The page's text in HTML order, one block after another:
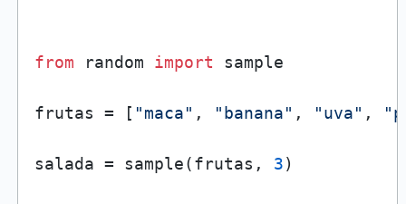
from random import sample
frutas = [ "maca" , "banana" , "uva" ,
salada = sample(frutas, 3)